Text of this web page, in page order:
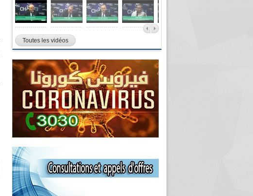
Toutes les vidéos